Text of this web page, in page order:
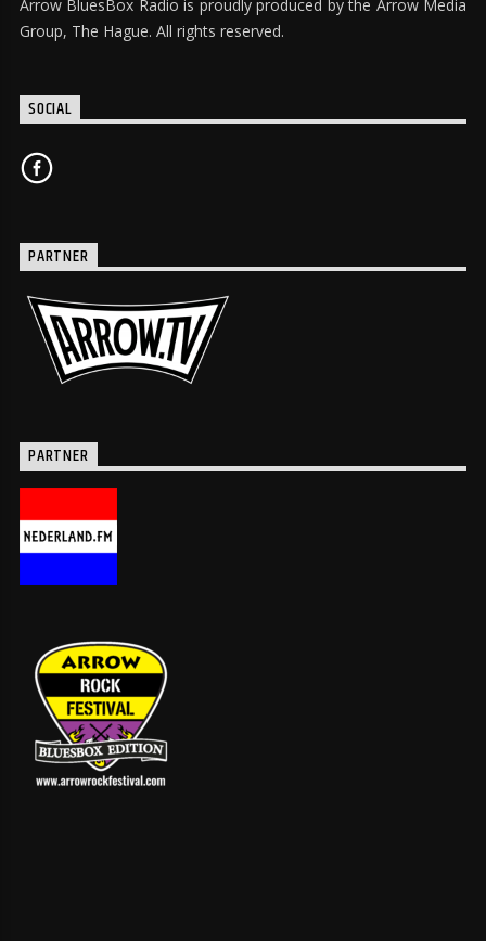
Arrow BluesBox Radio is proudly produced by the Arrow Media
Group, The Hague. All rights reserved.
SOCIAL
PARTNER
PARTNER